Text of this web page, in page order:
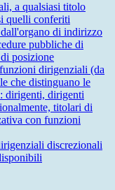
a qualsiasi titolo
quelli conferiti
di indirizzo
pubbliche di
posizione
dirigenziali (da
che distinguano le
dirigenti, dirigenti
titolari di
con funzioni
discrezionali